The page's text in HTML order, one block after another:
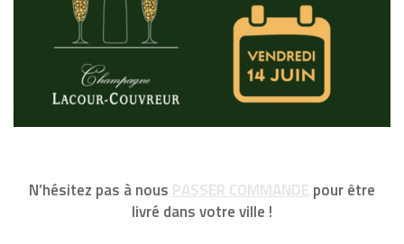
N’hésitez pas à nousPASSER COMMANDEpour être
livré dans votre ville !